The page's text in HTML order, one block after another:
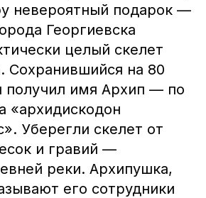
невероятный подарок —
Георгиевска
целый скелет
Сохранившийся на 80
получил имя Архип — по
«архидискодон
Уберегли скелет от
и гравий —
реки. Архипушка,
его сотрудники